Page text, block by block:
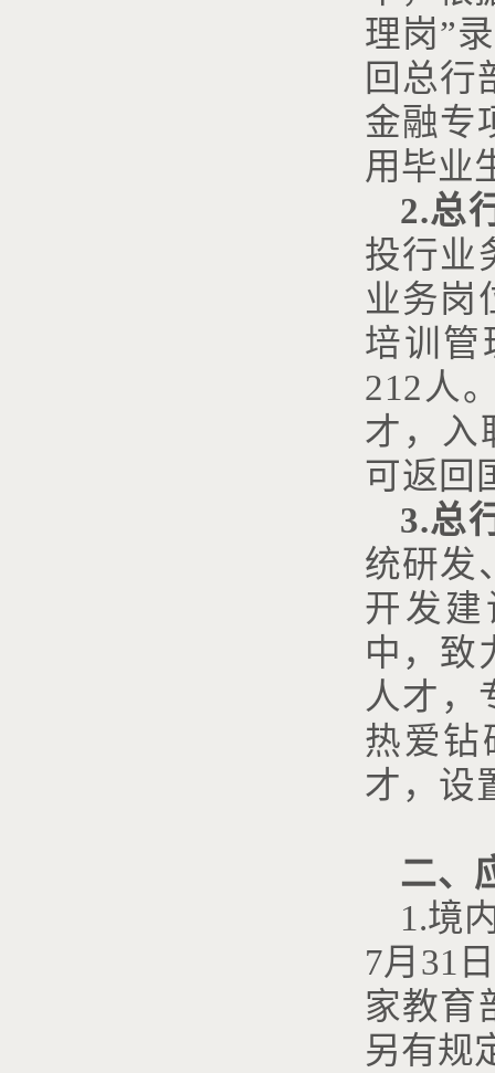
理岗”
回总行
金融专
用毕业
2.总
投行业
业务岗
培训管
212人
才，入
可返回
3.总
统研发
开发
中，致
人才，
热爱钻
才，设
二、
1.境
7月31
家教育
另有规